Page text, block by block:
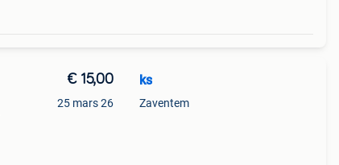
€ 15,00
25 mars 26
ks
Zaventem